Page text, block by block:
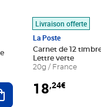
Ajouter au panier
Livraison offerte
La Poste
Carnet de 12
Lettre verte
20g / France
18,24€